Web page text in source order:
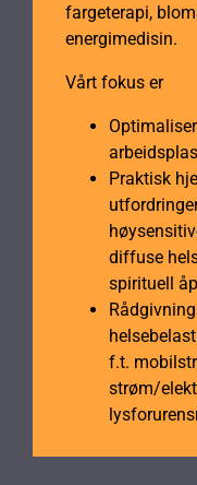
fargeterapi,
energimedisin.
Vårt fokus er
Praktisk
diffuse
spirituell
f.t.
strøm/